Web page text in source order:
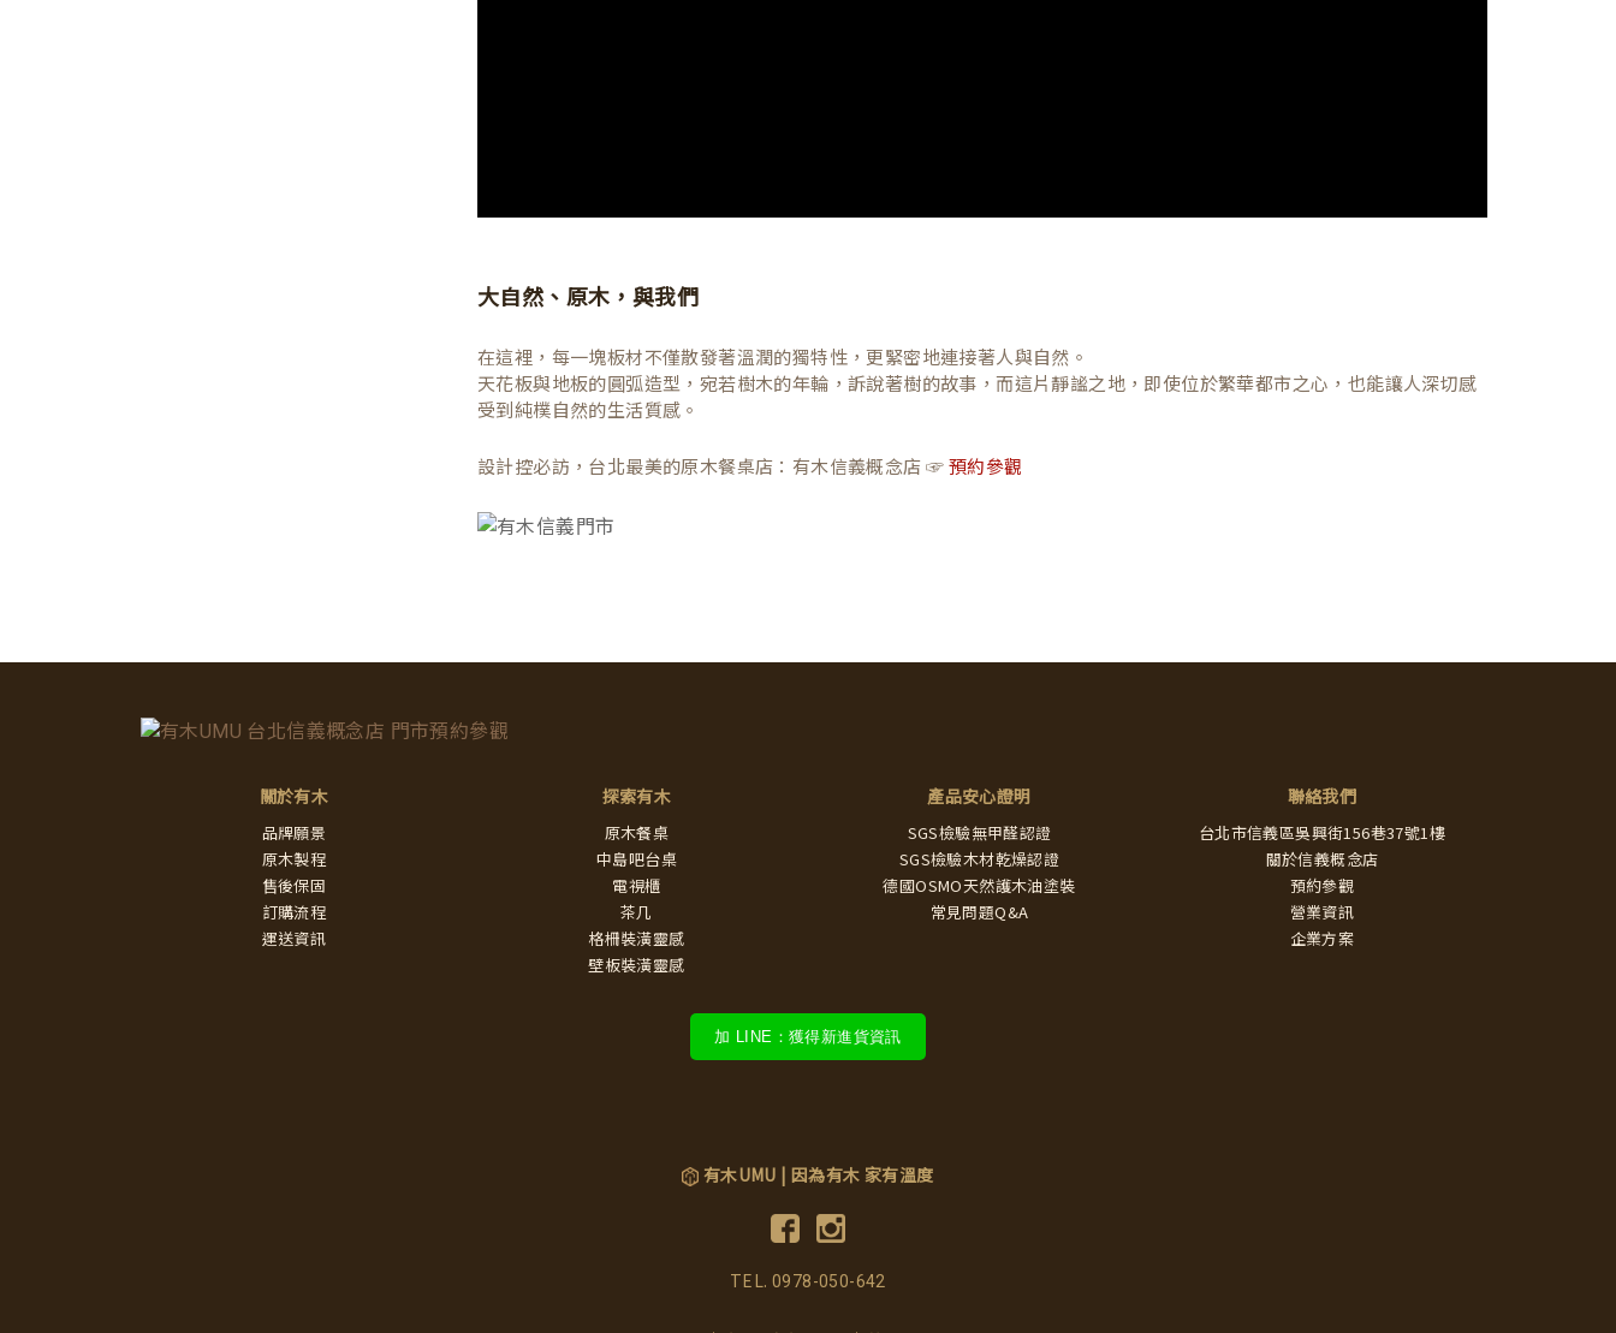
大自然、原木，與我們
在這裡，每一塊板材不僅散發著溫潤的獨特性，更緊密地連接著人與自然。
天花板與地板的圓弧造型，宛若樹木的年輪，訴說著樹的故事，而這片靜謐之地，即使位於繁華都市之心，也能讓人深切感
受到純樸自然的生活質感。
設計控必訪，台北最美的原木餐桌店：有木信義概念店 ☞ 預約參觀
關於有木
品牌願景
原木製程
售後保固
訂購流程
運送資訊
探索有木
原木餐桌
中島吧台桌
電視櫃
茶几
格柵裝潢靈感
壁板裝潢靈感
產品安心證明
SGS檢驗無甲醛認證
SGS檢驗木材乾燥認證
德國OSMO天然護木油塗裝
常見問題Q&A
聯絡我們
台北市信義區吳興街156巷37號1樓
關於信義概念店
預約參觀
營業資訊
企業方案
加 LINE：獲得新進貨資訊
有木UMU | 因為有木 家有溫度
TEL.0978-050-642